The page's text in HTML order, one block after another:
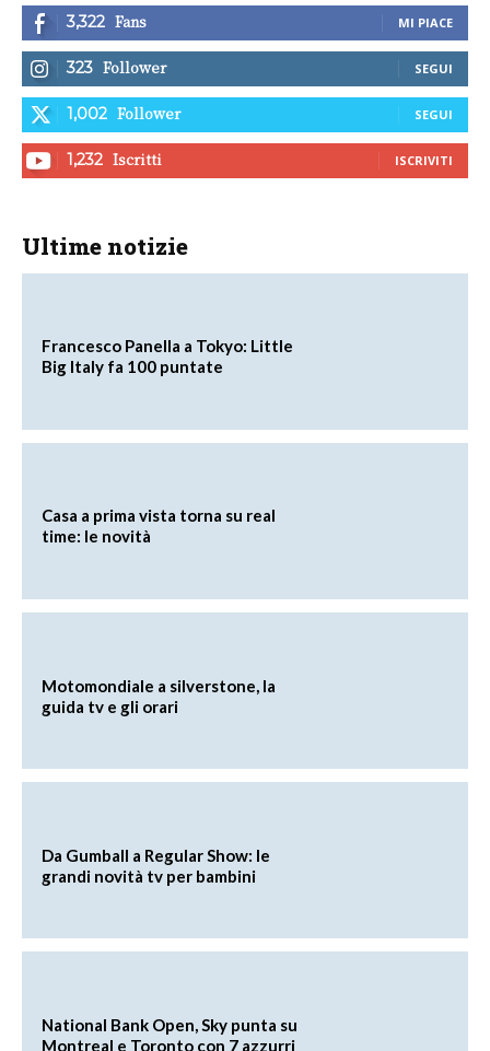
3,322 Fans MI PIACE
323 Follower SEGUI
1,002 Follower SEGUI
1,232 Iscritti ISCRIVITI
Ultime notizie
Francesco Panella a Tokyo: Little
Big Italy fa 100 puntate
Casa a prima vista torna su real
time: le novità
Motomondiale a silverstone, la
guida tv e gli orari
Da Gumball a Regular Show: le
grandi novità tv per bambini
National Bank Open, Sky punta su
Montreal e Toronto con 7 azzurri